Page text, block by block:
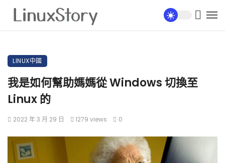
LINUX中國
我是如何幫助媽媽從 Windows 切換至
Linux 的
2022 年 3 月 29 日 1279 views 0